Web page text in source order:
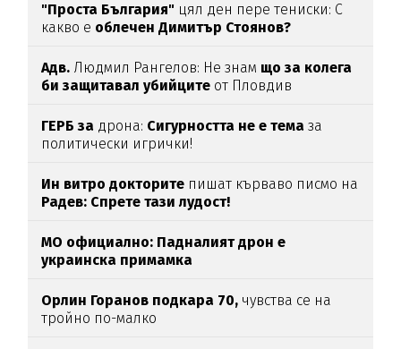
"Проста България" цял ден пере тениски: С
какво е облечен Димитър Стоянов?
Адв. Людмил Рангелов: Не знам що за колега
би защитавал убийците от Пловдив
ГЕРБ за дрона: Сигурността не е темаза
политически игрички!
Ин витро докторите пишат кърваво писмо на
Радев: Спрете тази лудост!
МО официално: Падналият дрон е
украинска примамка
Орлин Горанов подкара 70, чувства се на
тройно по-малко